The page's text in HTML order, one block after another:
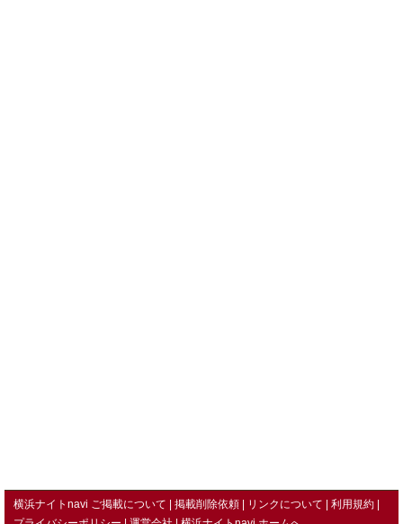
横浜ナイトnavi ご掲載について 掲載削除依頼 リンクについて
利用規約